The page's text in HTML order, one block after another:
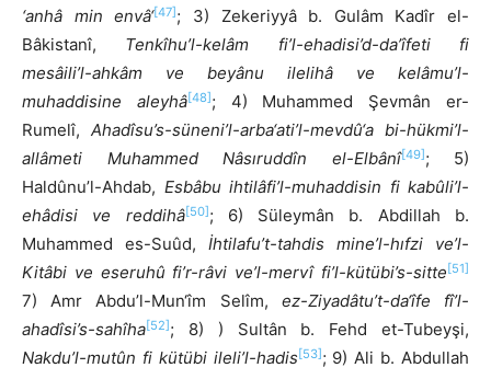
‘anhâ min envâ‘[47]; 3) Zekeriyyâ b. Gulâm Kadîr el-
Bâkistanî, Tenkîhu’l-kelâm fi’l-ehadisi’d-da’îfeti fi
mesâili’l-ahkâm ve beyânu ilelihâ ve kelâmu’l-
muhaddisine aleyhâ[48]; 4) Muhammed Şevmân er-
Rumelî, Ahadîsu’s-süneni’l-arba‘ati’l-mevdû‘a bi-hükmi’l-
allâmeti Muhammed Nâsıruddîn el-Elbânî[49]; 5)
Haldûnu’l-Ahdab, Esbâbu ihtilâfi’l-muhaddisin fi kabûli’l-
ehâdisi ve reddihâ[50]; 6) Süleymân b. Abdillah b.
Muhammed es-Suûd, İhtilafu’t-tahdis mine’l-hıfzi ve’l-
Kitâbi ve eseruhû fi’r-râvi ve’l-mervî fi’l-kütübi’s-sitte[51]
7) Amr Abdu’l-Mun‘îm Selîm, ez-Ziyadâtu’t-da‘îfe fî’l-
ahadîsi’s-sahîha[52]; 8) ) Sultân b. Fehd et-Tubeyşi,
Nakdu’l-mutûn fi kütübi ileli’l-hadis[53]; 9) Ali b. Abdullah